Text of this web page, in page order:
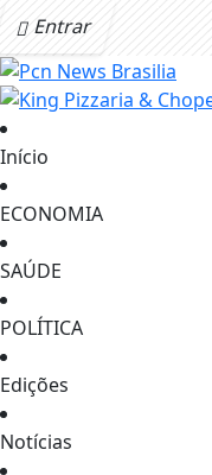
Entrar
Início
ECONOMIA
SAÚDE
POLÍTICA
Edições
Notícias